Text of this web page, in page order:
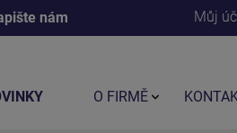
nám Můj
O FIRMĚ